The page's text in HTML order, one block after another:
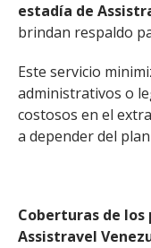
estadía de
brindan respaldo
Este servicio
administrativos o
costosos en el
a depender del
Coberturas de
Assistravel